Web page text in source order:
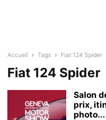
Accueil Tags Fiat 124 Spider
Fiat 124 Spider
Salon
prix,
photo...